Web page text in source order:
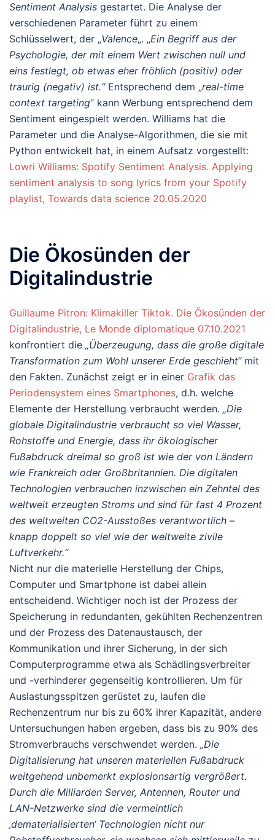
Sentiment Analysis gestartet. Die Analyse der
verschiedenen Parameter führt zu einem
Schlüsselwert, der „Valence„. „Ein Begriff aus der
Psychologie, der mit einem Wert zwischen null und
eins festlegt, ob etwas eher fröhlich (positiv) oder
traurig (negativ) ist.“Entsprechend dem „real-time
context targeting“ kann Werbung entsprechend dem
Sentiment eingespielt werden. Williams hat die
Parameter und die Analyse-Algorithmen, die sie mit
Python entwickelt hat, in einem Aufsatz vorgestellt:
Lowri Williams: Spotify Sentiment Analysis. Applying
sentiment analysis to song lyrics from your Spotify
playlist, Towards data science 20.05.2020
Die Ökosünden der
Digitalindustrie
Guillaume Pitron: Klimakiller Tiktok. Die Ökosünden der
Digitalindustrie, Le Monde diplomatique 07.10.2021
konfrontiert die „Überzeugung, dass die große digitale
Transformation zum Wohl unserer Erde geschieht“mit
den Fakten. Zunächst zeigt er in einer Grafik das
Periodensystem eines Smartphones, d.h. welche
Elemente der Herstellung verbraucht werden. „Die
globale Digitalindustrie verbraucht so viel Wasser,
Rohstoffe und Energie, dass ihr ökologischer
Fußabdruck dreimal so groß ist wie der von Ländern
wie Frankreich oder Großbritannien. Die digitalen
Technologien verbrauchen inzwischen ein Zehntel des
weltweit erzeugten Stroms und sind für fast 4 Prozent
des weltweiten CO2-Ausstoßes verantwortlich –
knapp doppelt so viel wie der weltweite zivile
Luftverkehr.“
Nicht nur die materielle Herstellung der Chips,
Computer und Smartphone ist dabei allein
entscheidend. Wichtiger noch ist der Prozess der
Speicherung in redundanten, gekühlten Rechenzentren
und der Prozess des Datenaustausch, der
Kommunikation und ihrer Sicherung, in der sich
Computerprogramme etwa als Schädlingsverbreiter
und -verhinderer gegenseitig kontrollieren. Um für
Auslastungsspitzen gerüstet zu, laufen die
Rechenzentrum nur bis zu 60% ihrer Kapazität, andere
Untersuchungen haben ergeben, dass bis zu 90% des
Stromverbrauchs verschwendet werden. „Die
Digitalisierung hat unseren materiellen Fußabdruck
weitgehend unbemerkt explosionsartig vergrößert.
Durch die Milliarden Server, Antennen, Router und
LAN-Netzwerke sind die vermeintlich
‚dematerialisierten‘ Technologien nicht nur